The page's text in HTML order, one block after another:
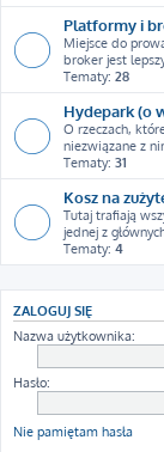
Platformy i
Miejsce do
broker jest
Tematy: 28
Hydepark (o
O rzeczach,
niezwiązane z
Tematy: 31
Kosz na
Tutaj trafiają
jednej z
Tematy: 4
ZALOGUJ SIĘ
Nazwa użytkownika:
Hasło:
Nie pamiętam hasła